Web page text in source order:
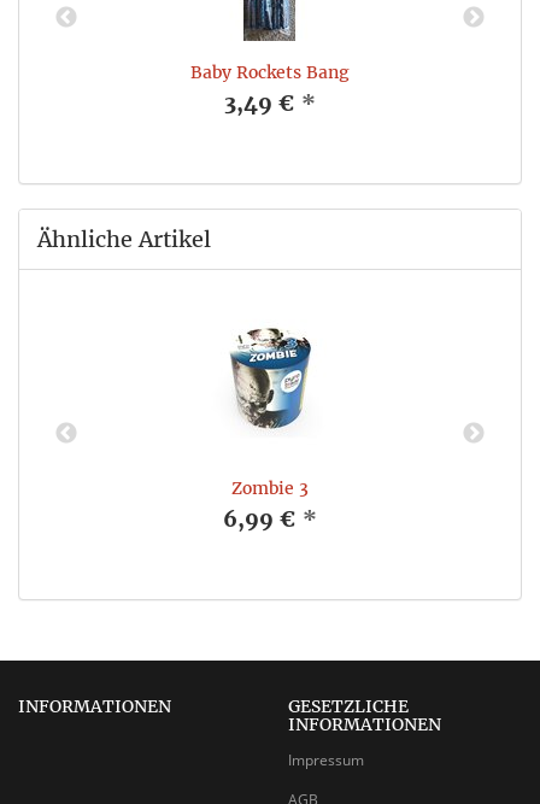
Baby Rockets Bang
3,49 € *
Ähnliche Artikel
Zombie 3
6,99 € *
INFORMATIONEN
GESETZLICHE
INFORMATIONEN
Impressum
AGB